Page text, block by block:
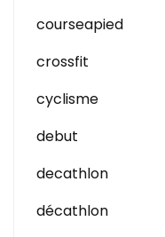
courseapied
crossfit
cyclisme
debut
decathlon
décathlon